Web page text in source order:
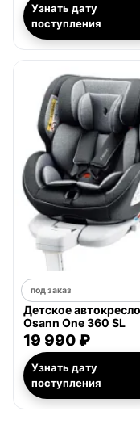
Узнать дату
поступления
под заказ
Детское автокресло
Osann One 360 SL
19 990 ₽
Узнать дату
поступления